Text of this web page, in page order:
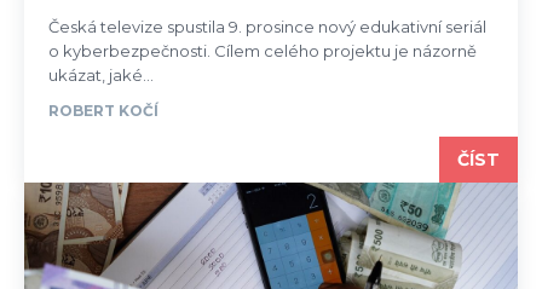
Česká televize spustila 9. prosince nový edukativní seriál
o kyberbezpečnosti. Cílem celého projektu je názorně
ukázat, jaké...
ROBERT KOČÍ
ČÍST